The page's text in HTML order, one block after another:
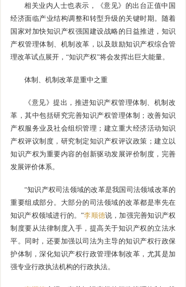
相关业内人士也表示，《意见》的出台正值中国
经济面临产业结构调整和转型升级的关键时期。随着
国家对加快知识产权强国建设战略的日益推进，知识
产权管理体制、机制改革，以及鼓励知识产权综合管
理改革试点展开，“知识产权”将会发挥出巨大能量。
体制、机制改革是重中之重
《意见》提出，推进知识产权管理体制、机制改
革，其中包括研究完善知识产权管理体制；改善知识
产权服务业及社会组织管理；建立重大经济活动知识
产权评议制度，研究制定知识产权评议政策；建立以
知识产权为重要内容的创新驱动发展评价制度，完善
发展评价体系。
“知识产权司法领域的改革是我国司法领域改革的
重要组成部分。大部分的司法领域的改革都是率先在
知识产权领域进行的。”李顺德说，加强完善知识产权
制度要从法律制度入手，提高关于知识产权的立法水
平。同时，还要加强以司法为主导的知识产权行政保
护体制，深化知识产权行政管理体制改革，尤其是加
强专业行政执法机构的行政执法。